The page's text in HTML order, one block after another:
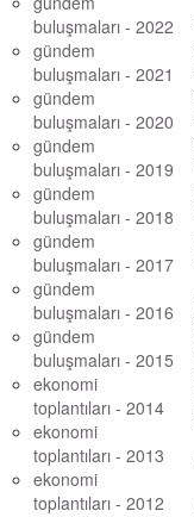
buluşmaları - 2022
gündem
buluşmaları - 2021
gündem
buluşmaları - 2020
gündem
buluşmaları - 2019
gündem
buluşmaları - 2018
gündem
buluşmaları - 2017
gündem
buluşmaları - 2016
gündem
buluşmaları - 2015
ekonomi
toplantıları - 2014
ekonomi
toplantıları - 2013
ekonomi
toplantıları - 2012